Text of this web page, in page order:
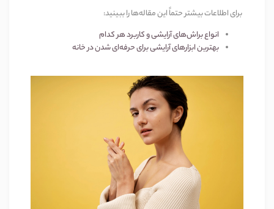
برای اطلاعات بیشتر حتماً این مقاله‌ها را ببینید:
انواع براش‌های آرایشی و کاربرد هر کدام
بهترین ابزارهای آرایشی برای حرفه‌ای شدن در خانه